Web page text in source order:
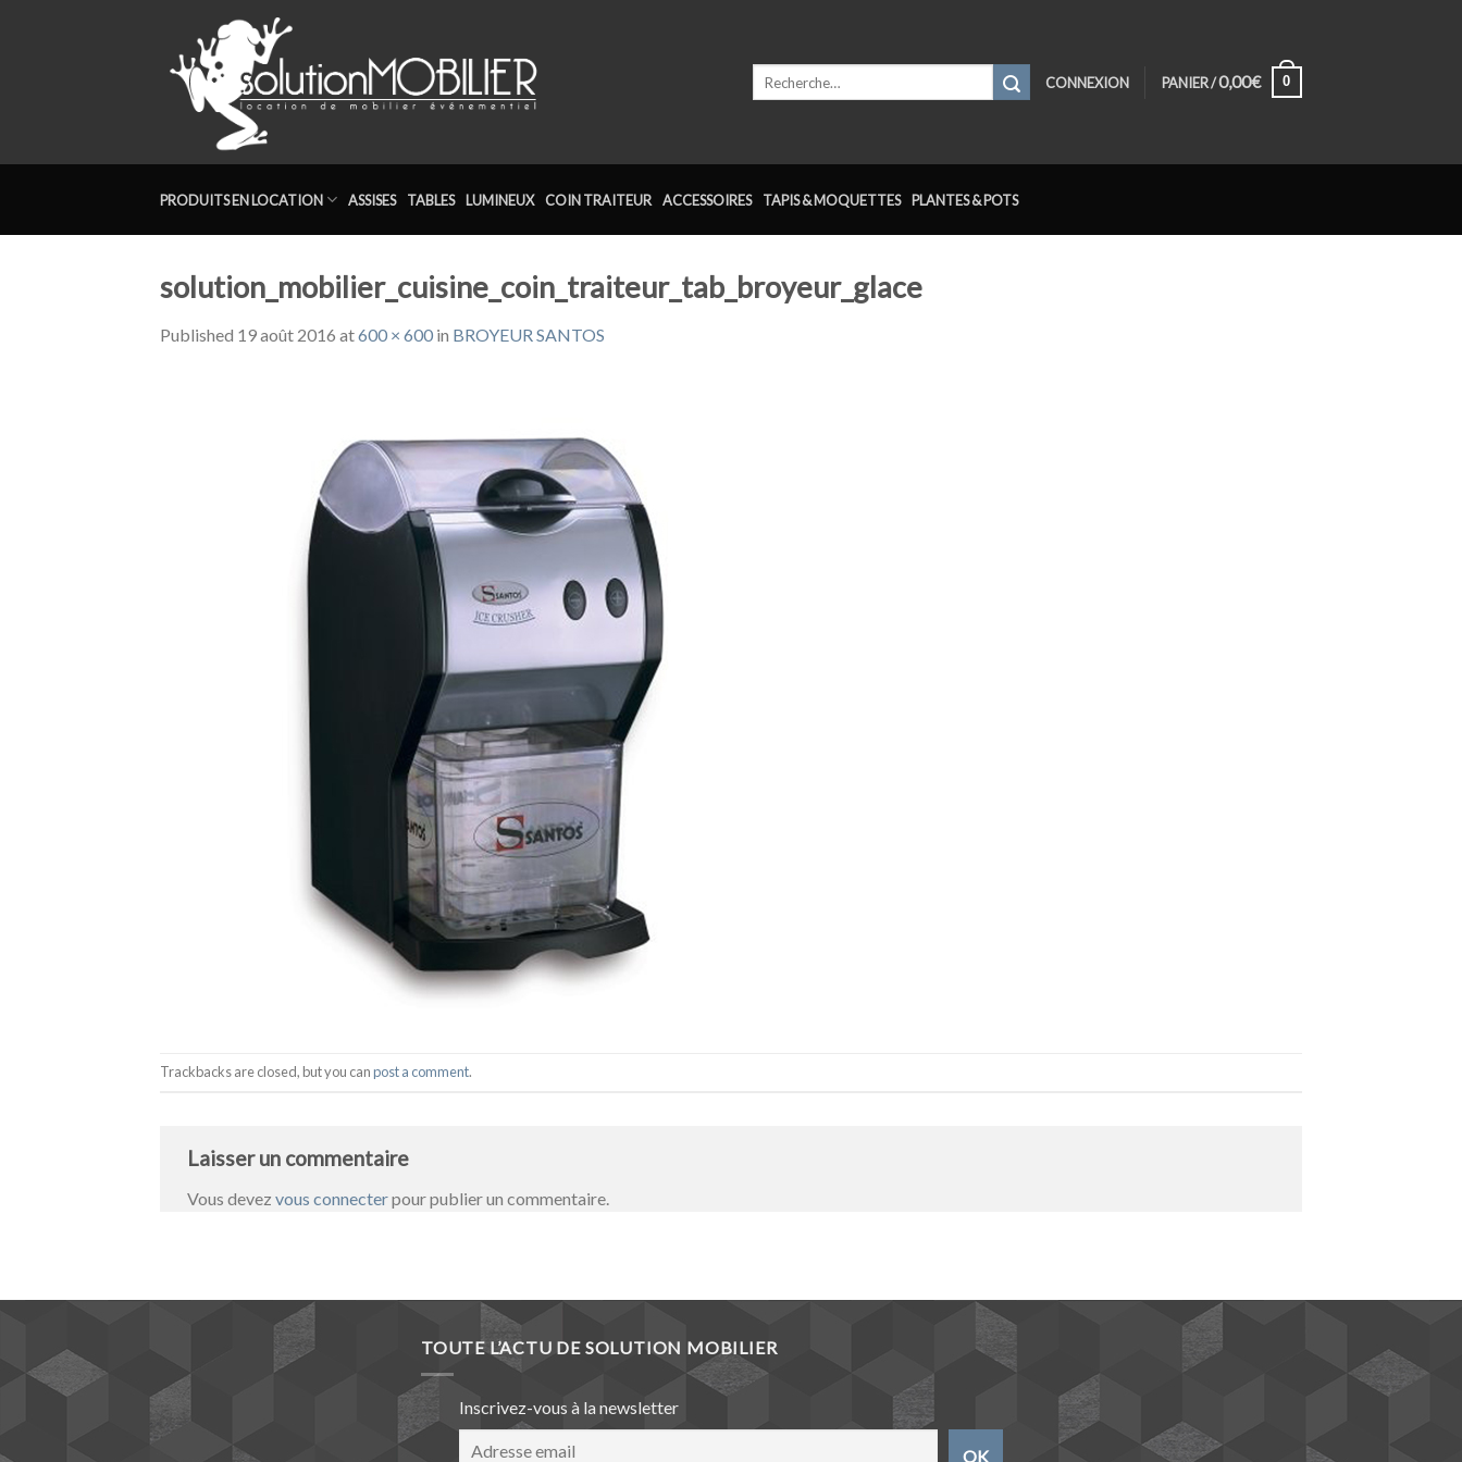
CONNEXION PANIER /0,00€ 0
PRODUITS EN LOCATION ASSISES TABLES LUMINEUX COIN TRAITEUR ACCESSOIRES TAPIS & MOQUETTES PLANTES & POTS
solution_mobilier_cuisine_coin_traiteur_tab_broyeur_glace
Published 19 août 2016 at600 × 600 in BROYEUR SANTOS
Trackbacks are closed, but you canpost a comment.
Laisser un commentaire
Vous devez vous connecterpour publier un commentaire.
TOUTE L’ACTU DE SOLUTION MOBILIER
Inscrivez-vous à la newsletter